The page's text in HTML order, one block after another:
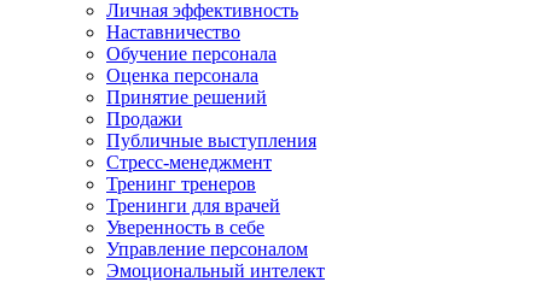
Личная эффективность
Наставничество
Обучение персонала
Оценка персонала
Принятие решений
Продажи
Публичные выступления
Стресс-менеджмент
Тренинг тренеров
Тренинги для врачей
Уверенность в себе
Управление персоналом
Эмоциональный интелект